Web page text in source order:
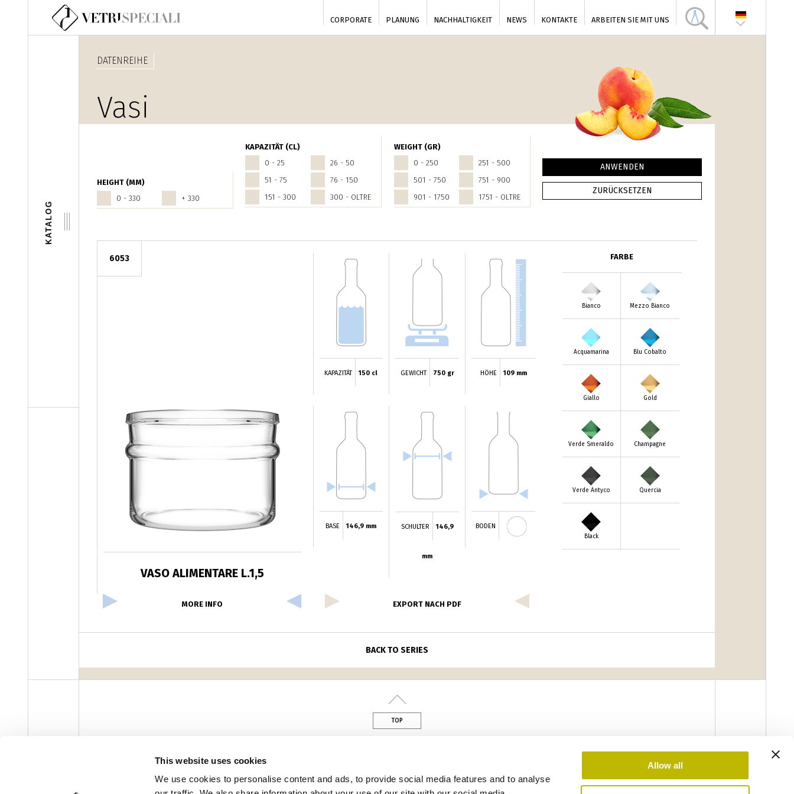
This website uses cookies
We use cookies to personalise content and ads, to provide social media features and to analyse
Allow all
Direkt zum Inhalt
CORPORATE PLANUNG NACHHALTIGKEIT NEWS KONTAKTE ARBEITEN SIE MIT UNS
KATALOG
HEIGHT (MM)
0 - 330
+ 330
KAPAZITÄT (CL)
0 - 25
26 - 50
51 - 75
76 - 150
151 - 300
300 - OLTRE
WEIGHT (GR)
0 - 250
251 - 500
501 - 750
751 - 900
901 - 1750
1751 - OLTRE
DATENREIHE
Vasi
6053
VASO ALIMENTARE L.1,5
KAPAZITÄT 150 cl GEWICHT 750 gr HÖHE 109 mm
BASE 146,9 mm SCHULTER 146,9
mm
BODEN
FARBE
Bianco Mezzo Bianco
Acquamarina Blu Cobalto
Giallo Gold
Verde Smeraldo Champagne
Verde Antyco Quercia
Black
MORE INFO EXPORT NACH PDF
BACK TO SERIES
TOP